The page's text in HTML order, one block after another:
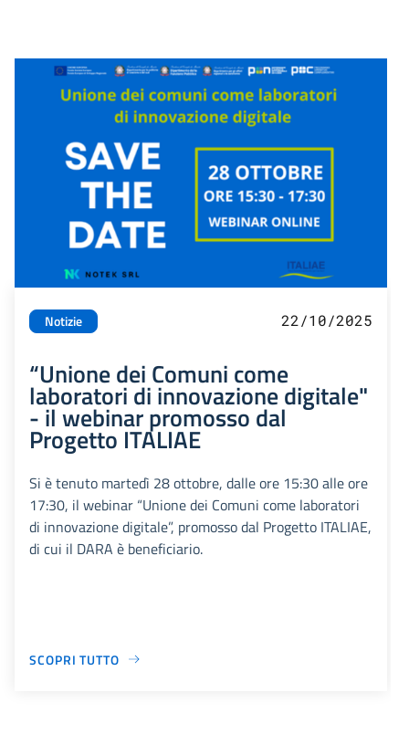
Notizie 22/10/2025
“Unione dei Comuni come
laboratori di innovazione digitale"
- il webinar promosso dal
Progetto ITALIAE
Si è tenuto martedì 28 ottobre, dalle ore 15:30 alle ore
17:30, il webinar “Unione dei Comuni come laboratori
di innovazione digitale”, promosso dal Progetto ITALIAE,
di cui il DARA è beneficiario.
SCOPRI TUTTO